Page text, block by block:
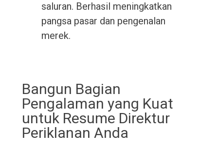
saluran. Berhasil meningkatkan
pangsa pasar dan pengenalan
merek.
Bangun Bagian
Pengalaman yang Kuat
untuk Resume Direktur
Periklanan Anda